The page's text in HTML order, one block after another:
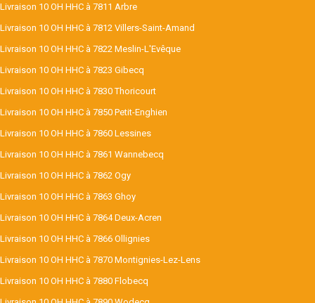
Livraison 10 OH HHC à 7811 Arbre
Livraison 10 OH HHC à 7812 Villers-Saint-Amand
Livraison 10 OH HHC à 7822 Meslin-L'Evêque
Livraison 10 OH HHC à 7823 Gibecq
Livraison 10 OH HHC à 7830 Thoricourt
Livraison 10 OH HHC à 7850 Petit-Enghien
Livraison 10 OH HHC à 7860 Lessines
Livraison 10 OH HHC à 7861 Wannebecq
Livraison 10 OH HHC à 7862 Ogy
Livraison 10 OH HHC à 7863 Ghoy
Livraison 10 OH HHC à 7864 Deux-Acren
Livraison 10 OH HHC à 7866 Ollignies
Livraison 10 OH HHC à 7870 Montignies-Lez-Lens
Livraison 10 OH HHC à 7880 Flobecq